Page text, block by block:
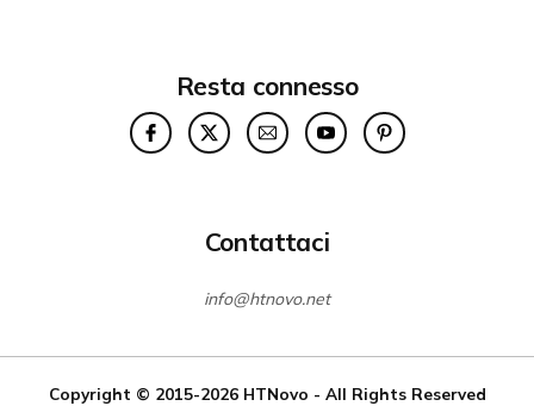
Resta connesso
Contattaci
info@htnovo.net
Copyright © 2015-2026 HTNovo - All Rights Reserved